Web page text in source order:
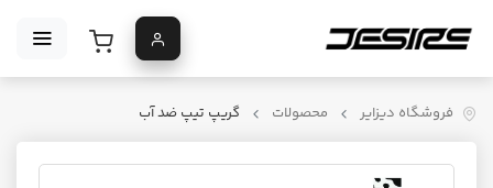
فروشگاه دیزایر محصولات گریپ تیپ ضد آب